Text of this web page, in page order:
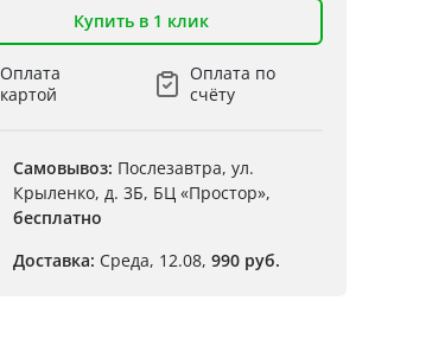
Купить в 1 клик
Оплата
картой
Оплата по
счёту
Самовывоз: Послезавтра, ул.
Крыленко, д. 3Б, БЦ «Простор»,
бесплатно
Доставка: Среда, 12.08, 990 руб.